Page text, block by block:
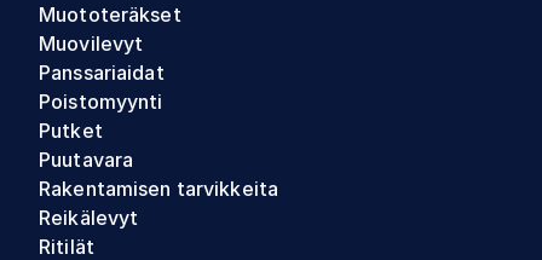
Muototeräkset
Muovilevyt
Panssariaidat
Poistomyynti
Putket
Puutavara
Rakentamisen tarvikkeita
Reikälevyt
Ritilät